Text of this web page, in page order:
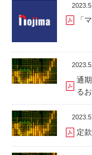
「
通
る
定